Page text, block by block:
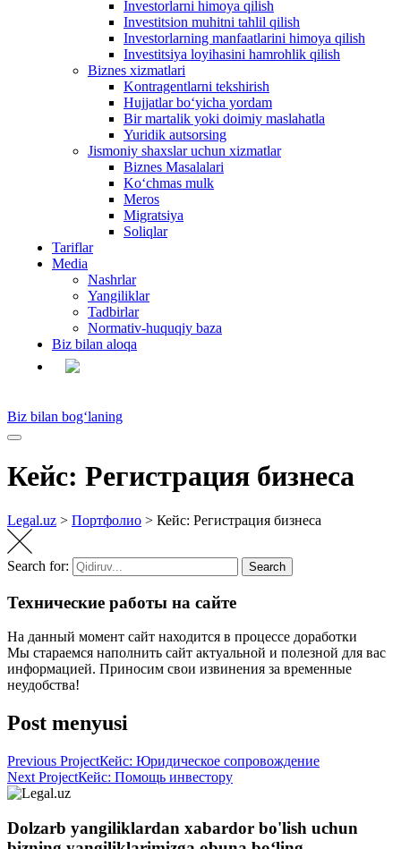
Investorlarni himoya qilish
Investitsion muhitni tahlil qilish
Investorlarning manfaatlarini himoya qilish
Investitsiya loyihasini hamrohlik qilish
Biznes xizmatlari
Kontragentlarni tekshirish
Hujjatlar bo‘yicha yordam
Bir martalik yoki doimiy maslahatla
Yuridik autsorsing
Jismoniy shaxslar uchun xizmatlar
Biznes Masalalari
Ko‘chmas mulk
Meros
Migratsiya
Soliqlar
Tariflar
Media
Nashrlar
Yangiliklar
Tadbirlar
Normativ-huquqiy baza
Biz bilan aloqa
Biz bilan bog‘laning
Кейс: Регистрация бизнеса
Legal.uz > Портфолио > Кейс: Регистрация бизнеса
Search for: Search
Технические работы на сайте
На данный момент сайт находится в процессе доработки
Мы стараемся наполнить сайт актуальной и полезной для вас
информацией. Приносим свои извинения за временные
неудобства!
Post menyusi
Previous ProjectКейс: Юридическое сопровождение
Next ProjectКейс: Помощь инвестору
Dolzarb yangiliklardan xabardor bo'lish uchun